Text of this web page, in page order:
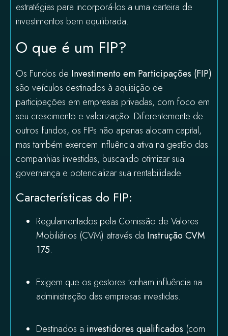
estratégias para incorporá-los a uma carteira de
investimentos bem equilibrada.
O que é um FIP?
Os Fundos de Investimento em Participações (FIP)
são veículos destinados à aquisição de
participações em empresas privadas, com foco em
seu crescimento e valorização. Diferentemente de
outros fundos, os FIPs não apenas alocam capital,
mas também exercem influência ativa na gestão das
companhias investidas, buscando otimizar sua
governança e potencializar sua rentabilidade.
Características do FIP:
Regulamentados pela Comissão de Valores
Mobiliários (CVM) através da Instrução CVM
175.
Exigem que os gestores tenham influência na
administração das empresas investidas.
Destinados a investidores qualificados (com